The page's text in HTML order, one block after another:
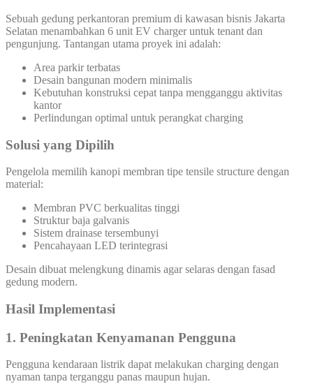
Sebuah gedung perkantoran premium di kawasan bisnis Jakarta
Selatan menambahkan 6 unit EV charger untuk tenant dan
pengunjung. Tantangan utama proyek ini adalah:
Area parkir terbatas
Desain bangunan modern minimalis
Kebutuhan konstruksi cepat tanpa mengganggu aktivitas
kantor
Perlindungan optimal untuk perangkat charging
Solusi yang Dipilih
Pengelola memilih kanopi membran tipe tensile structure dengan
material:
Membran PVC berkualitas tinggi
Struktur baja galvanis
Sistem drainase tersembunyi
Pencahayaan LED terintegrasi
Desain dibuat melengkung dinamis agar selaras dengan fasad
gedung modern.
Hasil Implementasi
1. Peningkatan Kenyamanan Pengguna
Pengguna kendaraan listrik dapat melakukan charging dengan
nyaman tanpa terganggu panas maupun hujan.